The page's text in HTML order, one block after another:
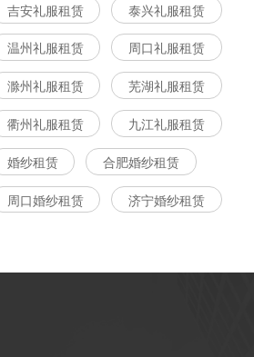
吉安礼服租赁 泰兴礼服租赁
温州礼服租赁 周口礼服租赁
滁州礼服租赁 芜湖礼服租赁
衢州礼服租赁 九江礼服租赁
婚纱租赁 合肥婚纱租赁
周口婚纱租赁 济宁婚纱租赁